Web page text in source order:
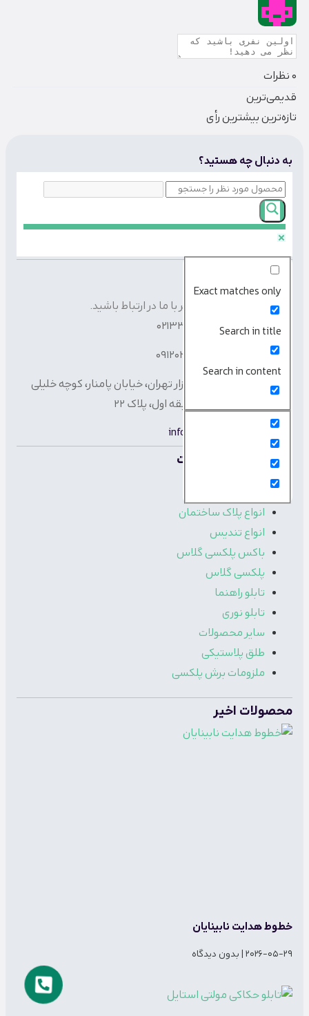
0نظرات
قدیمی‌ترین
تازه‌ترینبیشترین رأی
به دنبال چه هستید؟
Exact matches only
Search in title
Search in content
راه های ارتباطی
از طریق راه های ارتباطی زیر با ما در ارتباط باشید.
تلفن دفتر: 02133357376
شماره همراه:
09120273608
انبار شماره 1:
تهران، بازار تهران، خیابان پامنار، کوچه خلیلی
مفرد، پاساژ بنفشه، طبقه اول، پلاک 22
info@laserplax.ir
دسته بندی محصولات
انواع پلاک ساختمان
انواع تندیس
باکس پلکسی گلاس
پلکسی گلاس
تابلو راهنما
تابلو نوری
سایر محصولات
طلق پلاستیکی
ملزومات برش پلکسی
محصولات اخیر
خطوط هدایت نابینایان
2026-05-29 بدون دیدگاه